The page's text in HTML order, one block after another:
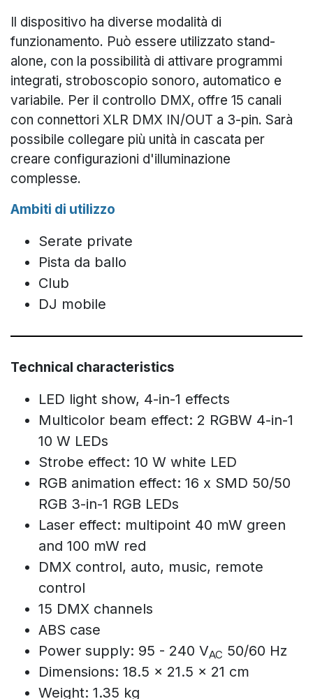
Il dispositivo ha diverse modalità di
funzionamento. Può essere utilizzato stand-
alone, con la possibilità di attivare programmi
integrati, stroboscopio sonoro, automatico e
variabile. Per il controllo DMX, offre 15 canali
con connettori XLR DMX IN/OUT a 3-pin. Sarà
possibile collegare più unità in cascata per
creare configurazioni d'illuminazione
complesse.
Ambiti di utilizzo
Serate private
Pista da ballo
Club
DJ mobile
Technical characteristics
LED light show, 4-in-1 effects
Multicolor beam effect: 2 RGBW 4-in-1
10 W LEDs
Strobe effect: 10 W white LED
RGB animation effect: 16 x SMD 50/50
RGB 3-in-1 RGB LEDs
Laser effect: multipoint 40 mW green
and 100 mW red
DMX control, auto, music, remote
control
15 DMX channels
ABS case
Power supply: 95 - 240 VAC 50/60 Hz
Dimensions: 18.5 x 21.5 x 21 cm
Weight: 1.35 kg